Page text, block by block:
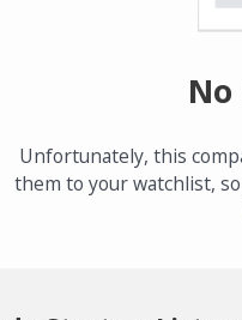
Unfortunately, this
them to your watchlist,